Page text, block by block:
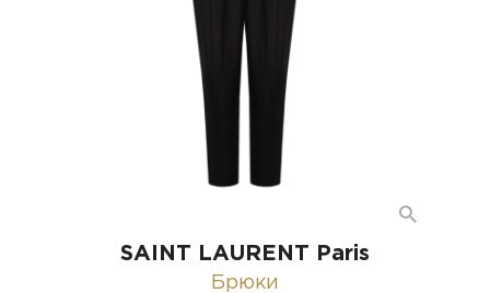
SAINT LAURENT Paris
Брюки